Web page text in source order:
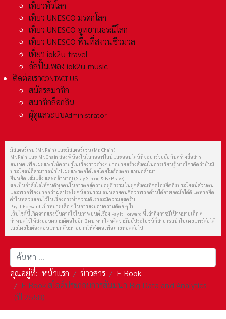
เที่ยวทั่วโลก
เที่ยว UNESCO มรดกโลก
เที่ยว UNESCO อุทยานธรณีโลก
เที่ยว UNESCO พื้นที่สงวนชีวมวล
เที่ยว iok2u_travel
อัลปั้มเพลง iok2u_music
ติดต่อเราCONTACT US
สมัครสมาชิก
สมาชิกล็อกอิน
ผู้ดูแลระบบAdministrator
มิสเตอร์เรน (Mr. Rain) และมิสเตอร์เชน (Mr. Chain)
Mr. Rain และ Mr. Chain สองพี่น้องในโลกออฟไลน์และออนไลน์ที่จะมาร่วมมือกันสร้างสื่อสาร
สนเทศ เพื่อเผยแพร่ให้ความรู้ในเรื่องราวต่างๆ มากมายสร้างสังคมในการเรียนรู้ หากใครคิดว่ามันมี
ประโยชน์ก็สามารถนำไปเผยแพร่ต่อได้เลยโดยไม่ต้องตอบแทนกลับมา
ยืนหยัด เข้มแข็ง และกล้าหาญ (Stay Strong & Be Brave)
ขอเป็นกำลังใจให้คนดีทุกคนในการต่อสู้ความอยุติธรรม ในยุคสังคมที่คดโกงยึดถึงประโยชน์ส่วนตน
และพวกฟ้องมากกว่าผลประโยชน์ส่วนรวม จนหลายคนคิดว่าพวกด้านได้อายอดมักได้ดี แต่หากยึด
คำในหลวงสอนไว้ในเรื่องการทำความดีเราจะมีความสุขครับ
Pay It Forward เป้าหมายเล็ก ๆ ในการส่งมอบความดีต่อ ๆ ไป
เว็ปไซต์นี้เกิดจากแรงบันดาลใจในภาพยนต์เรื่อง Pay It Forward ที่เล่าถึงการมีเป้าหมายเล็ก ๆ
กำหนดไว้ให้ส่งมอบความดีต่อไปอีก 3 คน หากใครคิดว่ามันมีประโยชน์ก็สามารถนำไปเผยแพร่ต่อได้
เลยโดยไม่ต้องตอบแทนกลับมา อยากให้ส่งต่อเพื่อถ่ายทอดต่อไป
การค้นหา
คุณอยู่ที่: หน้าแรก ข่าวสาร
E-Book
E-Book สไลด์ประกอบการสัมมนา Big Data and Analytics
(ปี 2558)